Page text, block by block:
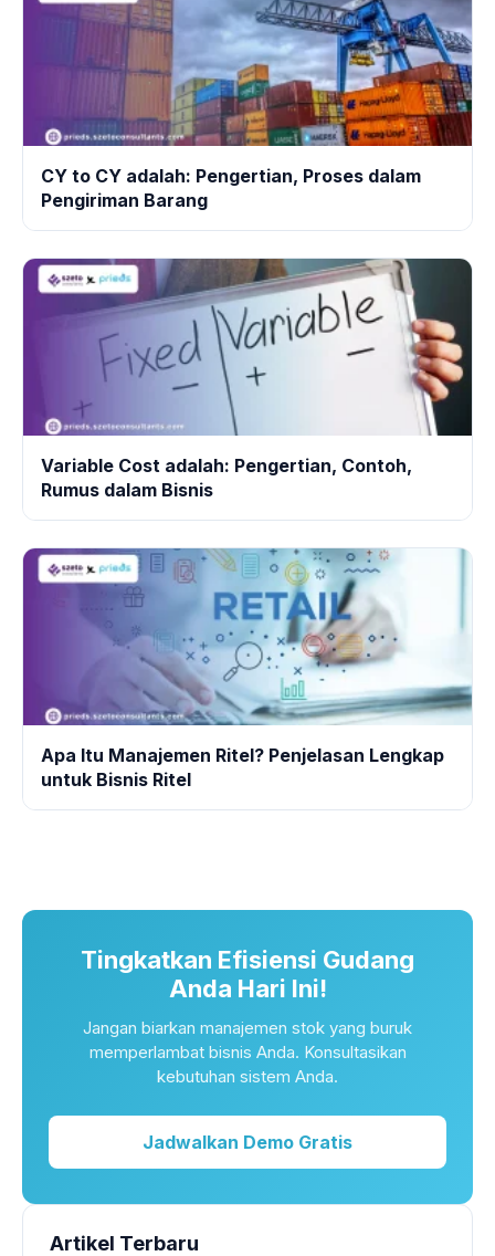
CY to CY adalah: Pengertian, Proses dalam
Pengiriman Barang
Variable Cost adalah: Pengertian, Contoh,
Rumus dalam Bisnis
Apa Itu Manajemen Ritel? Penjelasan Lengkap
untuk Bisnis Ritel
Tingkatkan Efisiensi Gudang
Anda Hari Ini!
Jangan biarkan manajemen stok yang buruk
memperlambat bisnis Anda. Konsultasikan
kebutuhan sistem Anda.
Jadwalkan Demo Gratis
Artikel Terbaru